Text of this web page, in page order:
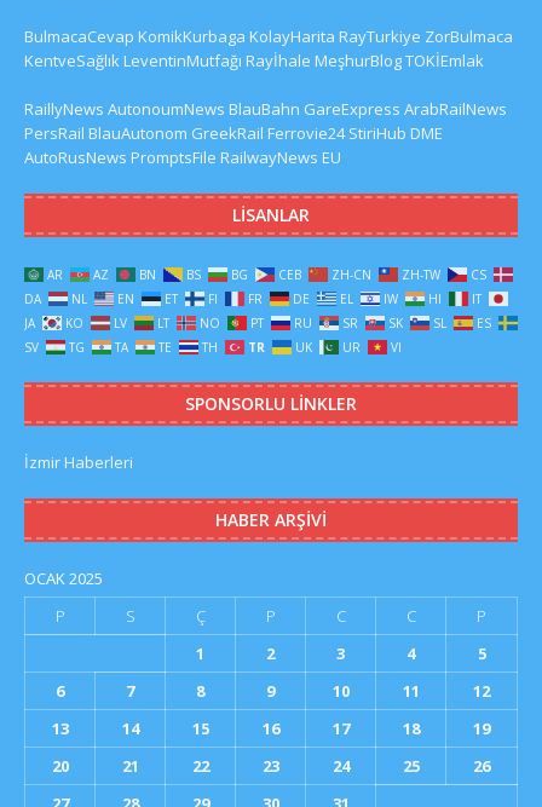
BulmacaCevap KomikKurbaga KolayHarita RayTurkiye ZorBulmaca
KentveSağlık LeventinMutfağı Rayİhale MeşhurBlogTOKİEmlak
RaillyNews AutonoumNews BlauBahn GareExpress ArabRailNews
PersRail BlauAutonom GreekRail Ferrovie24 StiriHub DME
AutoRusNews PromptsFile RailwayNews EU
LISANLAR
AR AZ BN BS BG CEB ZH-CN ZH-TW
CS
DA
NL EN ET FI FR DE EL IW HI
IT
JA
KO LV LT NO PT RU SR SK SL
ES
SV
TG TA TE TH TR UK UR VI
SPONSORLU LINKLER
İzmir Haberleri
HABER ARŞIVI
OCAK 2025
P
S Ç P C C
P
1
2 3 4
5
6
7 8 9 10 11
12
13
14 15 16 17 18
19
20
21 22 23 24 25
26